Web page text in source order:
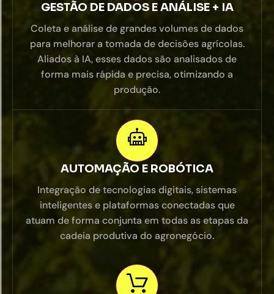
GESTÃO DE DADOS E ANÁLISE + IA
Coleta e análise de grandes volumes de dados
para melhorar a tomada de decisões agrícolas.
Aliados à IA, esses dados são analisados de
forma mais rápida e precisa, otimizando a
produção.
AUTOMAÇÃO E ROBÓTICA
Integração de tecnologias digitais, sistemas
inteligentes e plataformas conectadas que
atuam de forma conjunta em todas as etapas da
cadeia produtiva do agronegócio.